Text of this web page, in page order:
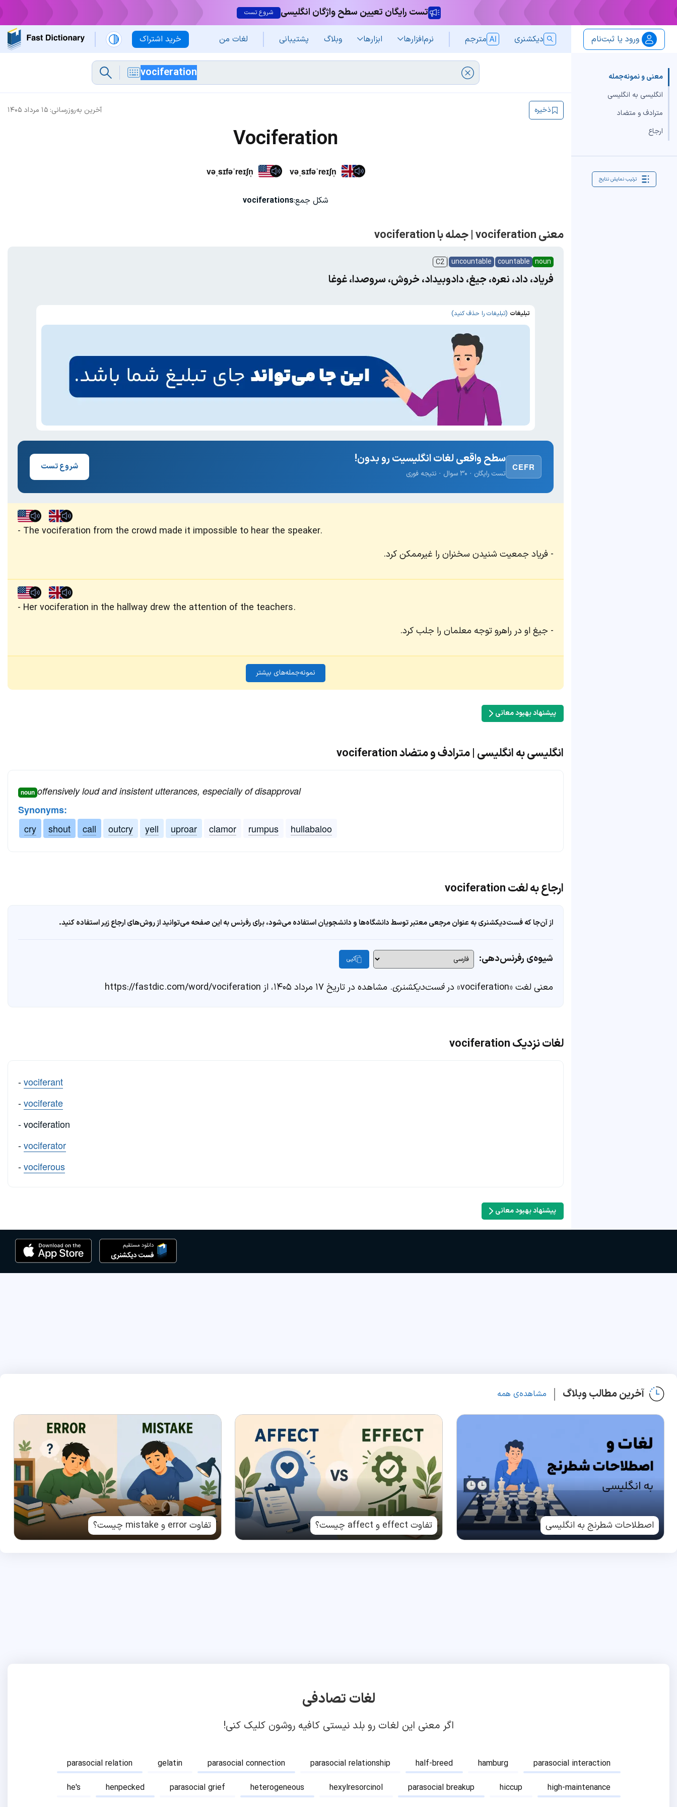
تست رایگان تعیین سطح واژگان انگلیسی شروع تست
خرید اشتراک ورود یا ثبت‌نام دیکشنری مترجم نرم‌افزار‌ها ابزارها وبلاگ پشتیبانی لغات من
معنی و نمونه‌جمله
انگلیسی به انگلیسی
مترادف و متضاد
ارجاع
ترتیب نمایش نتایج
آخرین به‌روزرسانی: ۱۵ مرداد ۱۴۰۵ ذخیره
Vociferation
vəˌsɪfəˈreɪʃn̩ vəˌsɪfəˈreɪʃn̩
شکل جمع:vociferations
معنی vociferation | جمله با vociferation
noun
countable
uncountable
C2
فریاد، داد، نعره، جیغ، دادوبیداد، خروش، سروصدا، غوغا
تبلیغات (تبلیغات را حذف کنید)
CEFR
سطح واقعی لغات انگلیسیت رو بدون!
تست رایگان · ۳۰ سوال · نتیجه فوری
شروع تست
The vociferation from the crowd made it impossible to hear the speaker.
فریاد جمعیت شنیدن سخنران را غیرممکن کرد.
Her vociferation in the hallway drew the attention of the teachers.
جیغ او در راهرو توجه معلمان را جلب کرد.
نمونه‌جمله‌های بیشتر
پیشنهاد بهبود معانی
انگلیسی به انگلیسی | مترادف و متضاد vociferation
noun offensively loud and insistent utterances, especially of disapproval
Synonyms:
cry
shout call outcry yell uproar clamor rumpus hullabaloo
ارجاع به لغت vociferation
از آن‌جا که فست‌دیکشنری به عنوان مرجعی معتبر توسط دانشگاه‌ها و دانشجویان استفاده می‌شود، برای رفرنس به این صفحه می‌توانید از روش‌های ارجاع زیر استفاده کنید.
شیوه‌ی رفرنس‌دهی: کپی
معنی لغت «vociferation» در فست‌دیکشنری. مشاهده در تاریخ ۱۷ مرداد ۱۴۰۵، از https://fastdic.com/word/vociferation
لغات نزدیک vociferation
-vociferant
-vociferate
- vociferation
-vociferator
-vociferous
پیشنهاد بهبود معانی
آخرین مطالب وبلاگ مشاهده‌ی همه
اصطلاحات شطرنج به انگلیسی تفاوت effect و affect چیست؟ تفاوت error و mistake چیست؟
لغات تصادفی
اگر معنی این لغات رو بلد نیستی کافیه روشون کلیک کنی!
parasocial relation gelatin parasocial connection parasocial relationship half-breed hamburg
parasocial interaction
he's
henpecked parasocial grief heterogeneous hexylresorcinol parasocial breakup hiccup
high-maintenance